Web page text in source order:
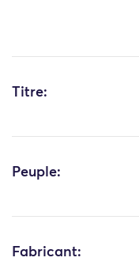
Titre:
Peuple:
Fabricant: